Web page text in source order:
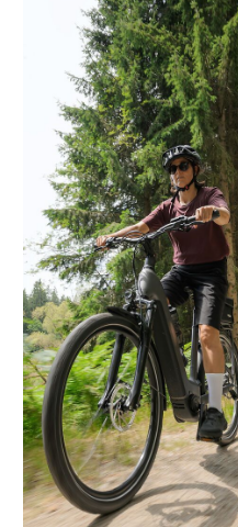
Volg ons op social media
Instagram Pinterest YouTube